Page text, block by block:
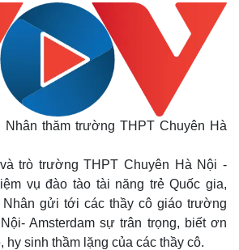
Nhân thăm trường THPT Chuyên Hà
trò trường THPT Chuyên Hà Nội -
vụ đào tào tài năng trẻ Quốc gia,
Nhân gửi tới các thầy cô giáo trường
Amsterdam sự trân trọng, biết ơn
hy sinh thầm lặng của các thầy cô.